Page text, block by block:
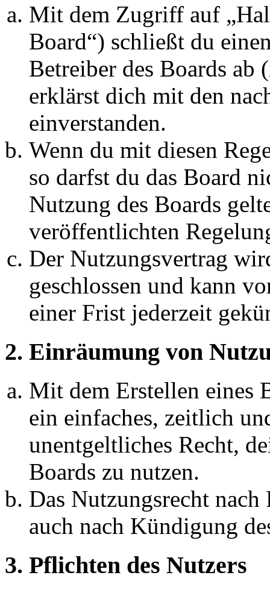
Mit dem Zugriff auf
Board“) schließt du
Betreiber des Boards ab
erklärst dich mit den
einverstanden.
Wenn du mit diesen
so darfst du das Board
Nutzung des Boards
veröffentlichten
Der Nutzungsvertrag
geschlossen und kann
einer Frist jederzeit
2. Einräumung von
Mit dem Erstellen eines
ein einfaches, zeitlich
unentgeltliches Recht,
Boards zu nutzen.
Das Nutzungsrecht
auch nach Kündigung
3. Pflichten des Nutzers